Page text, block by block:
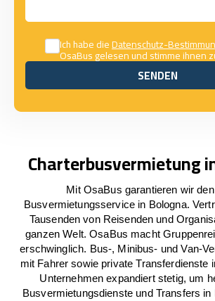
Ich habe dieDatenschutz-
OsaBus gelesen und stimme ihnen
SENDEN
SENDEN
Charterbusvermietung
Mit OsaBus garantieren wir
Busvermietungsservice in Bologna.
Tausenden von Reisenden und
ganzen Welt. OsaBus macht
erschwinglich. Bus-, Minibus- und Van-
mit Fahrer sowie private Transferdienste
Unternehmen expandiert stetig, um
Busvermietungsdienste und Transfers in